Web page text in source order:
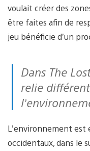
voulait créer des
être faites afin de
jeu bénéficie d’un
Dans The Lost Legacy, cela se traduit par une zone centrale tentaculaire qui
relie
L’environnement
occidentaux, dans le